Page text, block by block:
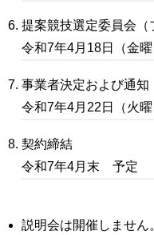
提案競技選定委員会（
令和7年4月18日（金
事業者決定および通知
令和7年4月22日（火
契約締結
令和7年4月末 予定
説明会は開催しませ